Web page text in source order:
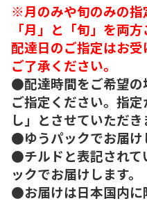
※月のみや旬のみの指
「月」と「旬」を両
配達日のご指定はお受
ご了承ください。
●配達時間をご希望の
ご指定ください。指
し」とさせていただき
●ゆうパックでお届け
●チルドと表記されて
ックでお届けします。
●お届けは日本国内に